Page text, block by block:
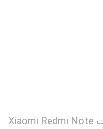
سعر و مواصفات Xiaomi Redmi Note